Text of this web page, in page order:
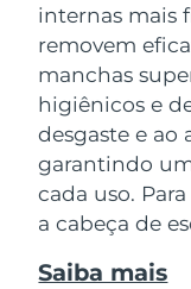
internas mais
removem
manchas
higiênicos e
desgaste e ao
garantindo
cada uso.
a cabeça de
Saiba mais